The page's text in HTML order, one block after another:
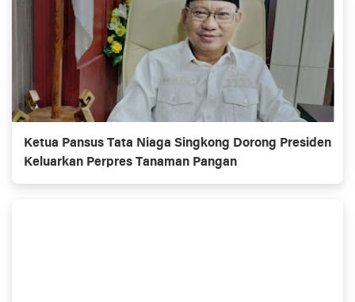
Ketua Pansus Tata Niaga Singkong Dorong Presiden
Keluarkan Perpres Tanaman Pangan